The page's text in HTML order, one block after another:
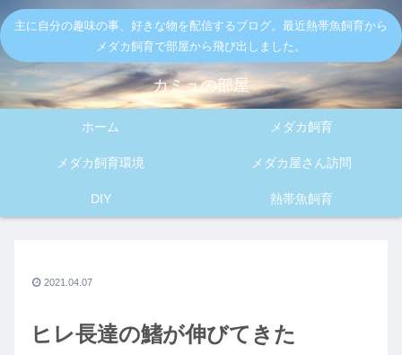
主に自分の趣味の事、好きな物を配信するブログ。最近熱帯魚飼育から
メダカ飼育で部屋から飛び出しました。
カミュの部屋
ホーム メダカ飼育
メダカ飼育環境 メダカ屋さん訪問
DIY 熱帯魚飼育
ヒレ長達の鰭が伸びてきた
2021.04.07